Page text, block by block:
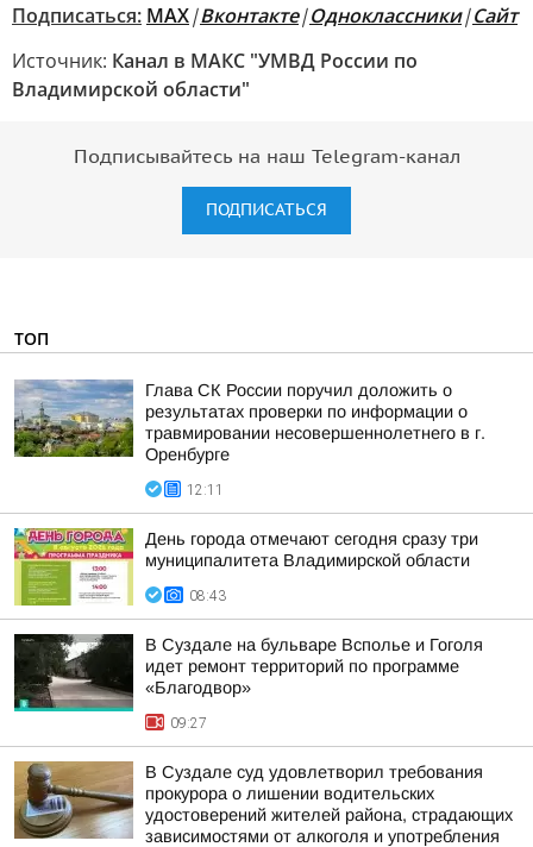
Подписаться: МАХ|Вконтакте|Одноклассники|Сайт
Источник: Канал в МАКС "УМВД России по
Владимирской области"
Подписывайтесь на наш Telegram-канал
ПОДПИСАТЬСЯ
ТОП
Глава СК России поручил доложить о
результатах проверки по информации о
травмировании несовершеннолетнего в г.
Оренбурге
12:11
День города отмечают сегодня сразу три
муниципалитета Владимирской области
08:43
В Суздале на бульваре Всполье и Гоголя
идет ремонт территорий по программе
«Благодвор»
09:27
В Суздале суд удовлетворил требования
прокурора о лишении водительских
удостоверений жителей района, страдающих
зависимостями от алкоголя и употребления